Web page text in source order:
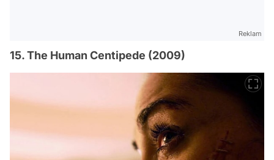
Reklam
15. The Human Centipede (2009)